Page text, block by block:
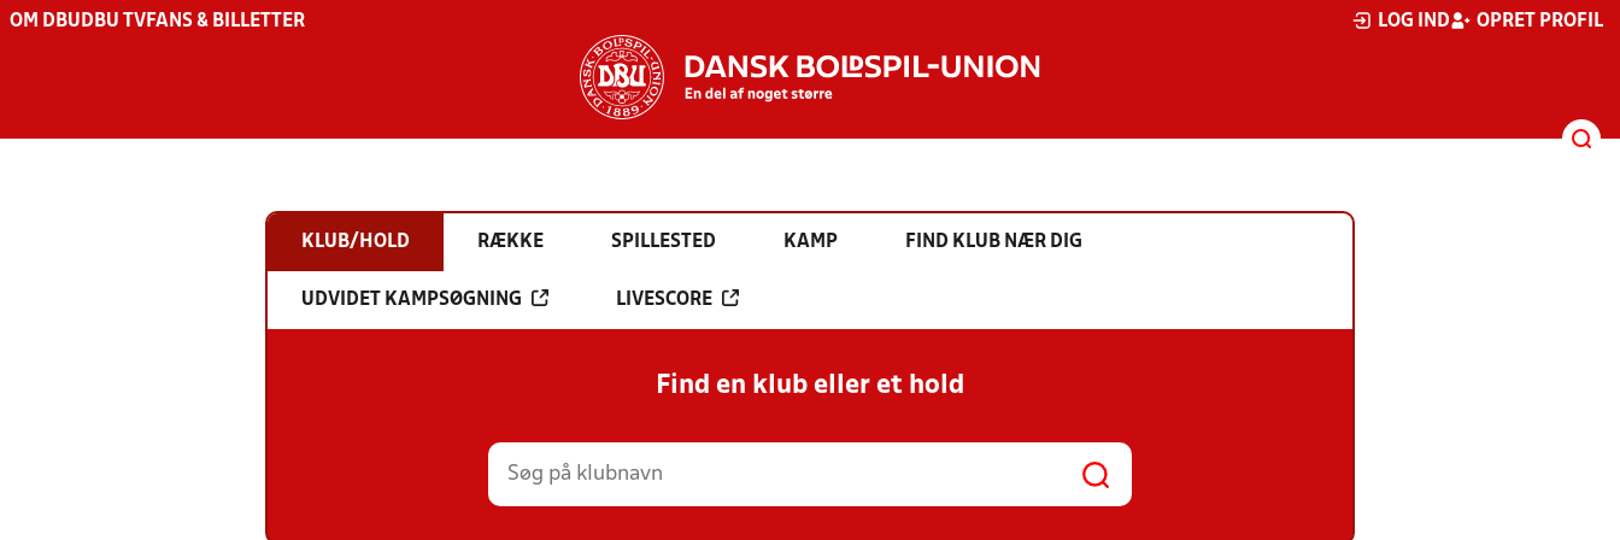
OM DBU DBU TV FANS & BILLETTER LOG IND OPRET PROFIL
KLUB/HOLD RÆKKE SPILLESTED KAMP FIND KLUB NÆR DIG
UDVIDET KAMPSØGNING LIVESCORE
Find en klub eller et hold